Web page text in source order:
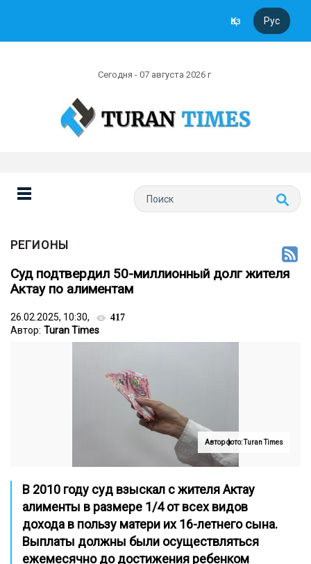
Қаз Рус
Сегодня - 07 августа 2026 г
РЕГИОНЫ
Суд подтвердил 50-миллионный долг жителя
Актау по алиментам
26.02.2025, 10:30, 417
Автор: Turan Times
Автор фото: Turan Times
В 2010 году суд взыскал с жителя Актау
алименты в размере 1/4 от всех видов
дохода в пользу матери их 16-летнего сына.
Выплаты должны были осуществляться
ежемесячно до достижения ребенком